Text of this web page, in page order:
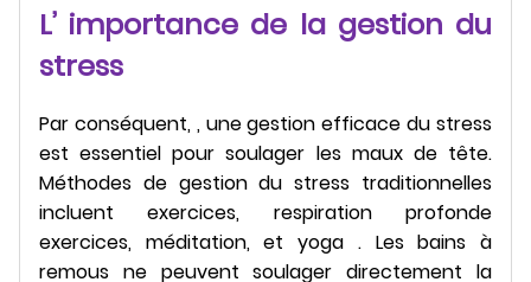
L’ importance de la gestion du
stress
Par conséquent, , une gestion efficace du stress
est essentiel pour soulager les maux de tête.
Méthodes de gestion du stress traditionnelles
incluent exercices, respiration profonde
exercices, méditation, et yoga . Les bains à
remous ne peuvent soulager directement la